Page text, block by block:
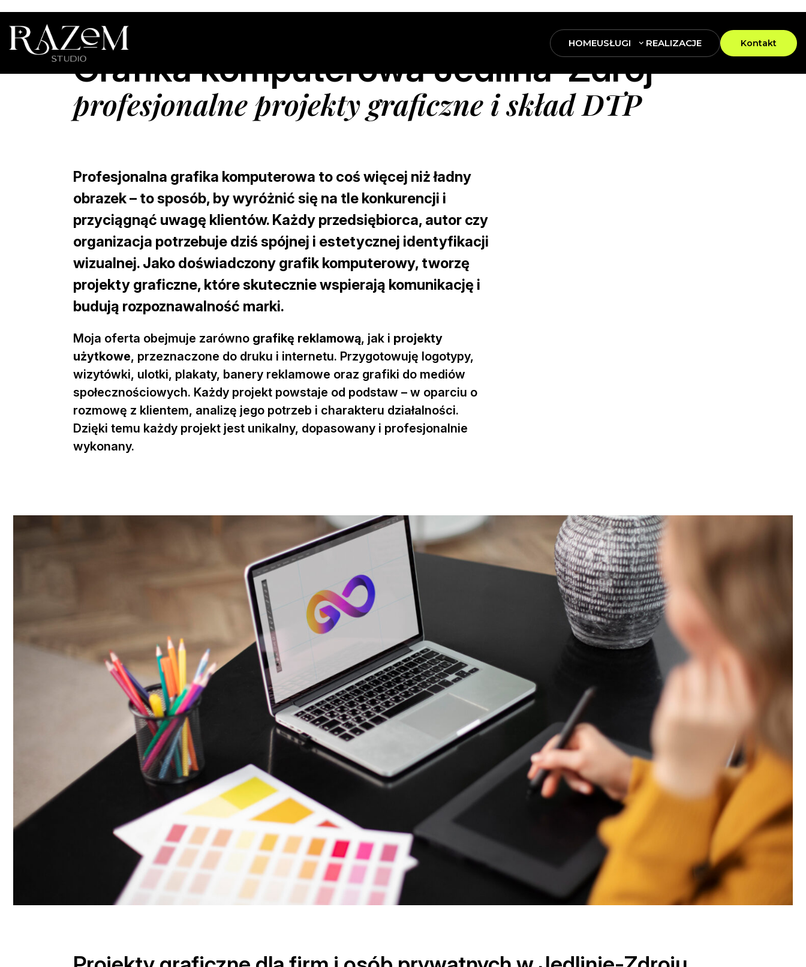
HOMEUSŁUGI REALIZACJE Kontakt
Grafika komputerowa Jedlina-Zdrój
profesjonalne projekty graficzne i skład DTP
Profesjonalna grafika komputerowa to coś więcej niż ładny
obrazek – to sposób, by wyróżnić się na tle konkurencji i
przyciągnąć uwagę klientów. Każdy przedsiębiorca, autor czy
organizacja potrzebuje dziś spójnej i estetycznej identyfikacji
wizualnej. Jako doświadczony grafik komputerowy, tworzę
projekty graficzne, które skutecznie wspierają komunikację i
budują rozpoznawalność marki.
Moja oferta obejmuje zarówno grafikę reklamową, jak i projekty
użytkowe, przeznaczone do druku i internetu. Przygotowuję logotypy,
wizytówki, ulotki, plakaty, banery reklamowe oraz grafiki do mediów
społecznościowych. Każdy projekt powstaje od podstaw – w oparciu o
rozmowę z klientem, analizę jego potrzeb i charakteru działalności.
Dzięki temu każdy projekt jest unikalny, dopasowany i profesjonalnie
wykonany.